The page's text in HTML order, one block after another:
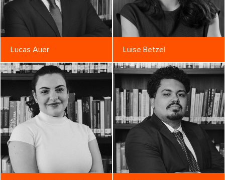
Lucas Auer Luise Betzel